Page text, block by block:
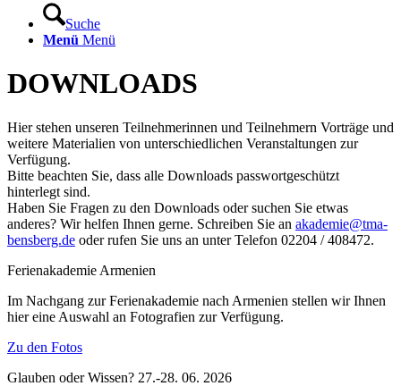
Suche
Menü Menü
DOWNLOADS
Hier stehen unseren Teilnehmerinnen und Teilnehmern Vorträge und
weitere Materialien von unterschiedlichen Veranstaltungen zur
Verfügung.
Bitte beachten Sie, dass alle Downloads passwortgeschützt
hinterlegt sind.
Haben Sie Fragen zu den Downloads oder suchen Sie etwas
anderes? Wir helfen Ihnen gerne. Schreiben Sie an akademie@tma-
bensberg.de oder rufen Sie uns an unter Telefon 02204 / 408472.
Ferienakademie Armenien
Im Nachgang zur Ferienakademie nach Armenien stellen wir Ihnen
hier eine Auswahl an Fotografien zur Verfügung.
Zu den Fotos
Glauben oder Wissen? 27.-28. 06. 2026